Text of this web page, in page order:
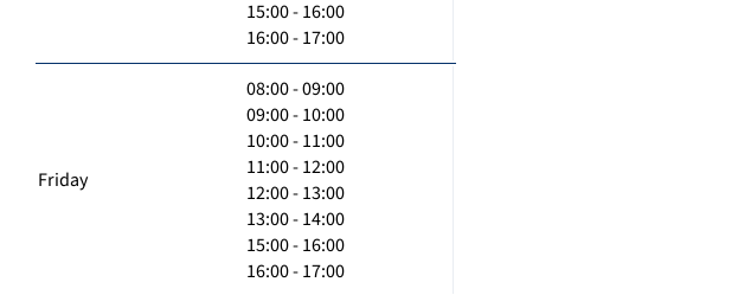
15:00 - 16:00
16:00 - 17:00
Friday
08:00 - 09:00
09:00 - 10:00
10:00 - 11:00
11:00 - 12:00
12:00 - 13:00
13:00 - 14:00
15:00 - 16:00
16:00 - 17:00